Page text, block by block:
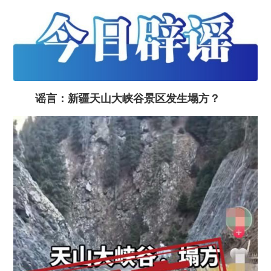
谣言：新疆天山大峡谷景区发生塌方？